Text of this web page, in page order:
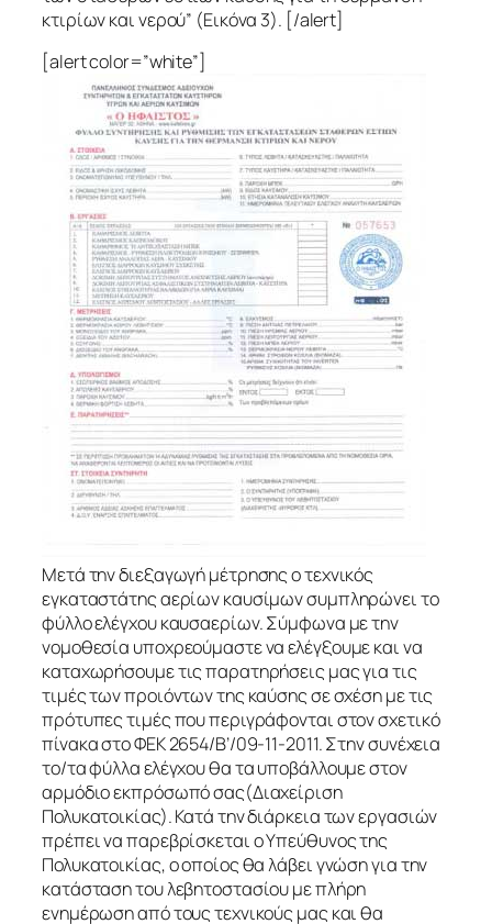
κτιρίων και νερού” (Εικόνα 3). [/alert]
[alert color=”white”]
Μετά την διεξαγωγή μέτρησης ο τεχνικός
εγκαταστάτης αερίων καυσίμων συμπληρώνει το
φύλλο ελέγχου καυσαερίων. Σύμφωνα με την
νομοθεσία υποχρεούμαστε να ελέγξουμε και να
καταχωρήσουμε τις παρατηρήσεις μας για τις
τιμές των προιόντων της καύσης σε σχέση με τις
πρότυπες τιμές που περιγράφονται στον σχετικό
πίνακα στο ΦΕΚ 2654/Β’/09-11-2011. Στην συνέχεια
το/τα φύλλα ελέγχου θα τα υποβάλλουμε στον
αρμόδιο εκπρόσωπό σας(Διαχείριση
Πολυκατοικίας). Κατά την διάρκεια των εργασιών
πρέπει να παρεβρίσκεται ο Υπεύθυνος της
Πολυκατοικίας, ο οποίος θα λάβει γνώση για την
κατάσταση του λεβητοστασίου με πλήρη
ενημέρωση από τους τεχνικούς μας και θα